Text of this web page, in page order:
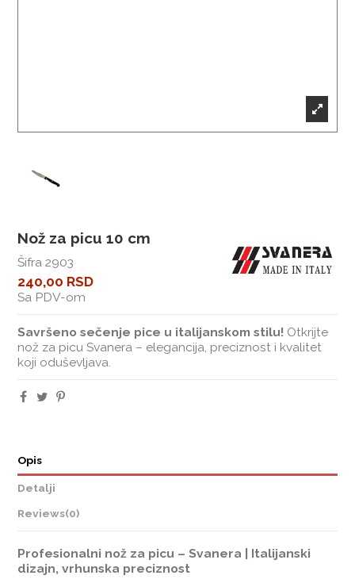
Nož za picu 10 cm
Šifra 2903
240,00 RSD
Sa PDV-om
Savršeno sečenje pice u italijanskom stilu! Otkrijte
nož za picu Svanera – elegancija, preciznost i kvalitet
koji oduševljava.
Opis
Detalji
Reviews(0)
Profesionalni nož za picu – Svanera | Italijanski
dizajn, vrhunska preciznost